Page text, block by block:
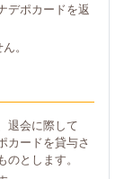
デポカードを返
。
退会に際して
カードを貸与さ
とします。